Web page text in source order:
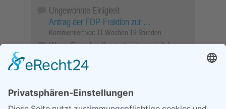
Ungewohnte Einigkeit
Antrag der FDP-Fraktion zur …
Kommentiert vor: 11 Wochen 19 Stunden
Wenn Sie schnell entscheiden, wird das
Objekt …
Bahnübergang Rüdesheim
Sperrung für Wassersportler schlägt hohe